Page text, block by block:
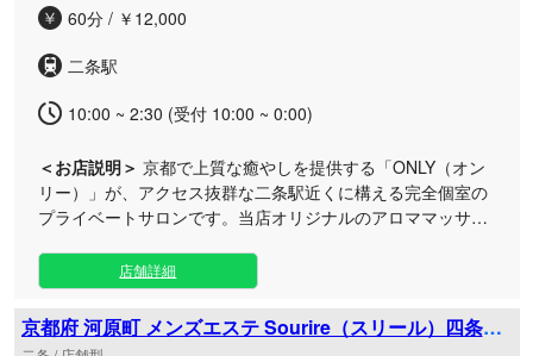
騒を忘れられる贅沢なひとときを、ぜひ心ゆくまでご堪能く
60分 / ￥12,000
二条駅
10:00 ~ 2:30 (受付 10:00 ~ 0:00)
＜お店説明＞ 京都で上質な癒やしを提供する「ONLY（オン
リー）」が、アクセス抜群な二条駅近くに構える完全個室の
プライベートサロンです。当店オリジナルのアロママッサー
術は、日々のストレスから解放されたいビジネスマンの方
や、本格的なもみほぐしを求めるメンズエステに通い慣れた
方に最適です。人目を気にせずリラックスできる心地よい空
店舗詳細
京都府 河原町 メンズエステ Sourire（スリール）四条大
宮ルーム